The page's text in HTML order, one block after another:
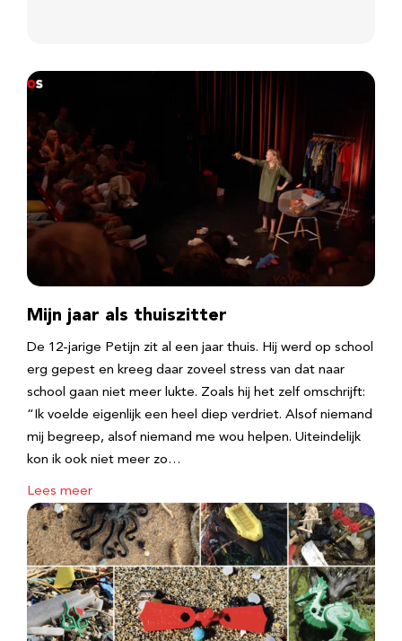
Mijn jaar als thuiszitter
De 12-jarige Petijn zit al een jaar thuis. Hij werd op school
erg gepest en kreeg daar zoveel stress van dat naar
school gaan niet meer lukte. Zoals hij het zelf omschrijft:
“Ik voelde eigenlijk een heel diep verdriet. Alsof niemand
mij begreep, alsof niemand me wou helpen. Uiteindelijk
kon ik ook niet meer zo…
Lees meer